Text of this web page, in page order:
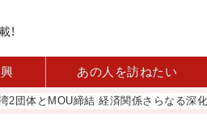
！
あの人を訪ねたい
MOU締結 経済関係さらなる深化へ